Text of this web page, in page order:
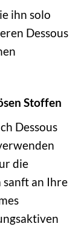
ihn solo
Dessous
Stoffen
Dessous
die
an Ihre